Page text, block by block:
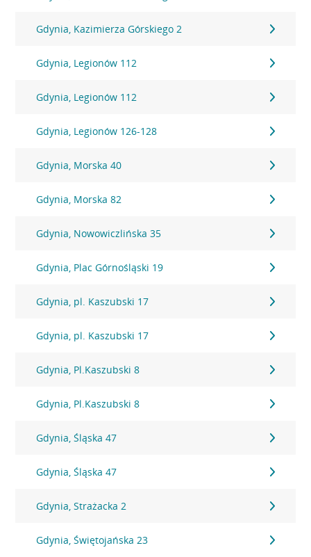
Gdynia, Kazimierza Górskiego 2
Gdynia, Legionów 112
Gdynia, Legionów 112
Gdynia, Legionów 126-128
Gdynia, Morska 40
Gdynia, Morska 82
Gdynia, Nowowiczlińska 35
Gdynia, Plac Górnośląski 19
Gdynia, pl. Kaszubski 17
Gdynia, pl. Kaszubski 17
Gdynia, Pl.Kaszubski 8
Gdynia, Pl.Kaszubski 8
Gdynia, Śląska 47
Gdynia, Śląska 47
Gdynia, Strażacka 2
Gdynia, Świętojańska 23